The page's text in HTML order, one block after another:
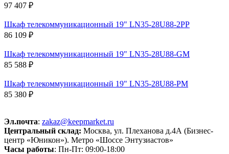
97 407 ₽
Шкаф телекоммуникационный 19" LN35-28U88-2PP
86 109 ₽
Шкаф телекоммуникационный 19" LN35-28U88-GM
85 588 ₽
Шкаф телекоммуникационный 19" LN35-28U88-PM
85 380 ₽
Эл.почта: zakaz@keepmarket.ru
Центральный склад: Москва, ул. Плеханова д.4А (Бизнес-
центр «Юникон»). Метро «Шоссе Энтузиастов»
Часы работы: Пн-Пт: 09:00-18:00